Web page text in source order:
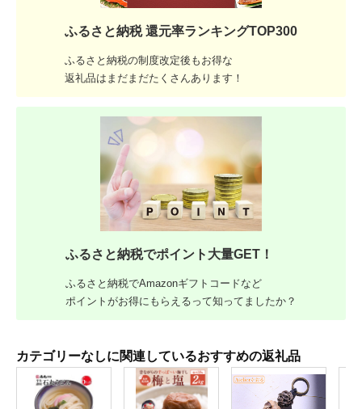
ふるさと納税 還元率ランキングTOP300
ふるさと納税の制度改定後もお得な
返礼品はまだまだたくさんあります！
ふるさと納税でポイント大量GET！
ふるさと納税でAmazonギフトコードなど
ポイントがお得にもらえるって知ってましたか？
カテゴリーなしに関連しているおすすめの返礼品